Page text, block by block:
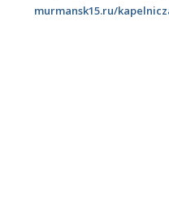
murmansk15.ru/